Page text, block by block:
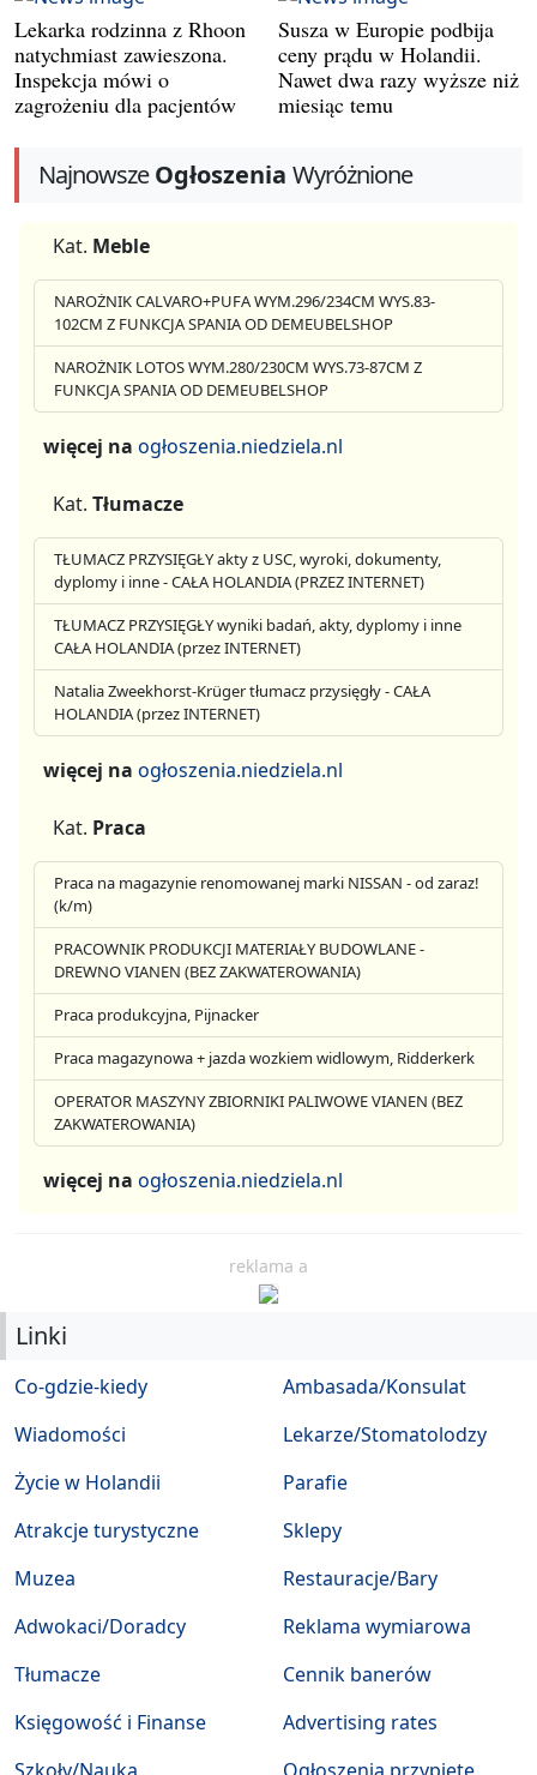
Lekarka rodzinna z Rhoon
natychmiast zawieszona.
Inspekcja mówi o
zagrożeniu dla pacjentów
Susza w Europie podbija
ceny prądu w Holandii.
Nawet dwa razy wyższe niż
miesiąc temu
NajnowszeOgłoszenia Wyróżnione
Kat. Meble
NAROŻNIK CALVARO+PUFA WYM.296/234CM WYS.83-
102CM Z FUNKCJA SPANIA OD DEMEUBELSHOP
NAROŻNIK LOTOS WYM.280/230CM WYS.73-87CM Z
FUNKCJA SPANIA OD DEMEUBELSHOP
więcej na ogłoszenia.niedziela.nl
Kat. Tłumacze
TŁUMACZ PRZYSIĘGŁY akty z USC, wyroki, dokumenty,
dyplomy i inne - CAŁA HOLANDIA (PRZEZ INTERNET)
TŁUMACZ PRZYSIĘGŁY wyniki badań, akty, dyplomy i inne
CAŁA HOLANDIA (przez INTERNET)
Natalia Zweekhorst-Krüger tłumacz przysięgły - CAŁA
HOLANDIA (przez INTERNET)
więcej na ogłoszenia.niedziela.nl
Kat. Praca
Praca na magazynie renomowanej marki NISSAN - od zaraz!
(k/m)
PRACOWNIK PRODUKCJI MATERIAŁY BUDOWLANE -
DREWNO VIANEN (BEZ ZAKWATEROWANIA)
Praca produkcyjna, Pijnacker
Praca magazynowa + jazda wozkiem widlowym, Ridderkerk
OPERATOR MASZYNY ZBIORNIKI PALIWOWE VIANEN (BEZ
ZAKWATEROWANIA)
więcej na ogłoszenia.niedziela.nl
reklama a
Linki
Co-gdzie-kiedy
Wiadomości
Życie w Holandii
Atrakcje turystyczne
Muzea
Ambasada/Konsulat
Lekarze/Stomatolodzy
Parafie
Sklepy
Restauracje/Bary
Adwokaci/Doradcy
Tłumacze
Księgowość i Finanse
Reklama wymiarowa
Cennik banerów
Advertising rates